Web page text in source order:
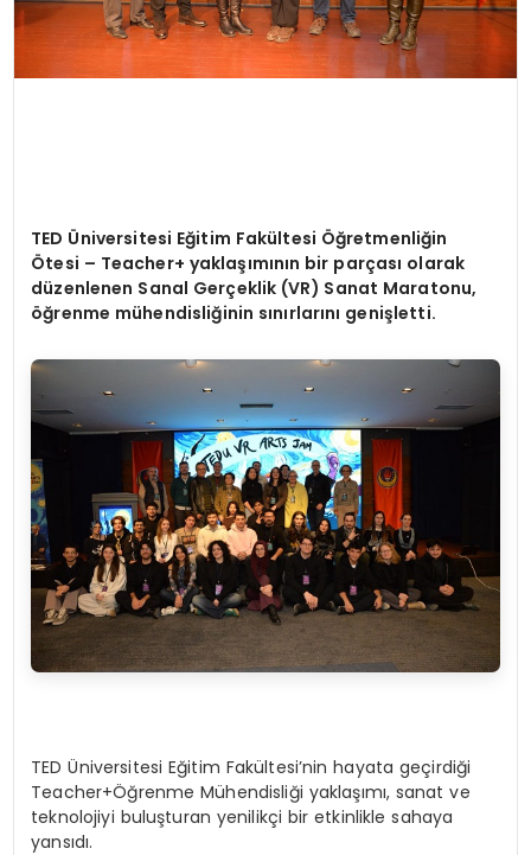
TED Üniversitesi Eğitim Fakültesi Öğretmenliğin
Ötesi – Teacher+ yaklaşımının bir parçası olarak
düzenlenen Sanal Gerçeklik (VR) Sanat Maratonu,
öğrenme mühendisliğinin sınırlarını genişletti.
TED Üniversitesi Eğitim Fakültesi’nin hayata geçirdiği
Teacher+Öğrenme Mühendisliği yaklaşımı, sanat ve
teknolojiyi buluşturan yenilikçi bir etkinlikle sahaya
yansıdı.